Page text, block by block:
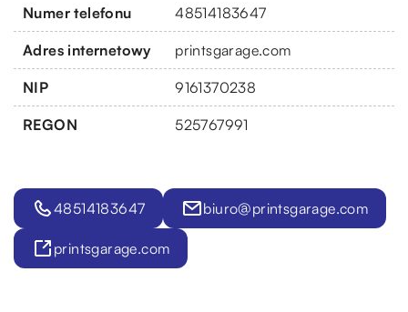
Numer telefonu 48514183647
Adres internetowy printsgarage.com
NIP 9161370238
REGON 525767991
48514183647 biuro@printsgarage.com
printsgarage.com